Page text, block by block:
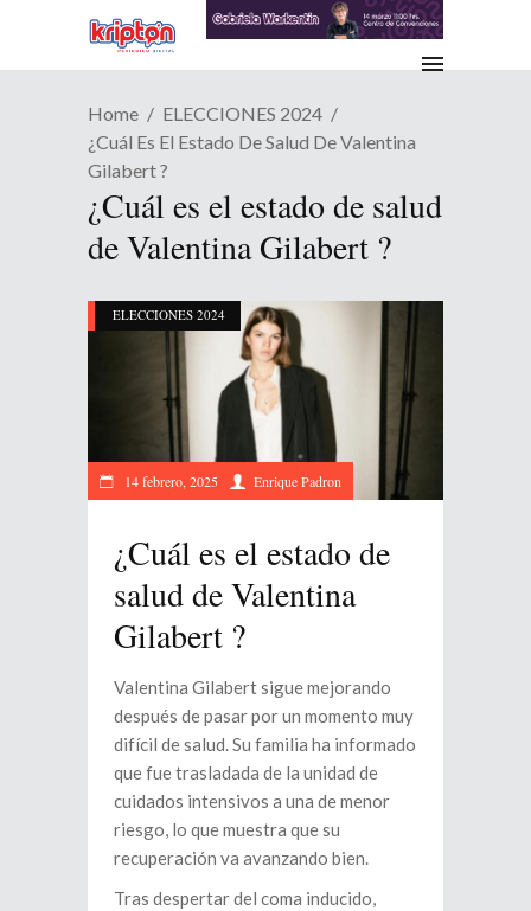
Home
ELECCIONES 2024
¿Cuál Es El Estado De Salud De Valentina
Gilabert ?
¿Cuál es el estado de salud
de Valentina Gilabert ?
ELECCIONES 2024
14 febrero, 2025 Enrique Padron
¿Cuál es el estado de
salud de Valentina
Gilabert ?
Valentina Gilabert sigue mejorando
después de pasar por un momento muy
difícil de salud. Su familia ha informado
que fue trasladada de la unidad de
cuidados intensivos a una de menor
riesgo, lo que muestra que su
recuperación va avanzando bien.
Tras despertar del coma inducido,